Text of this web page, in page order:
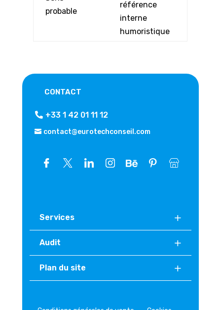
probable
référence
interne
humoristique
CONTACT
+33 1 42 01 11 12
contact@eurotechconseil.com
Services
Audit
Plan du site